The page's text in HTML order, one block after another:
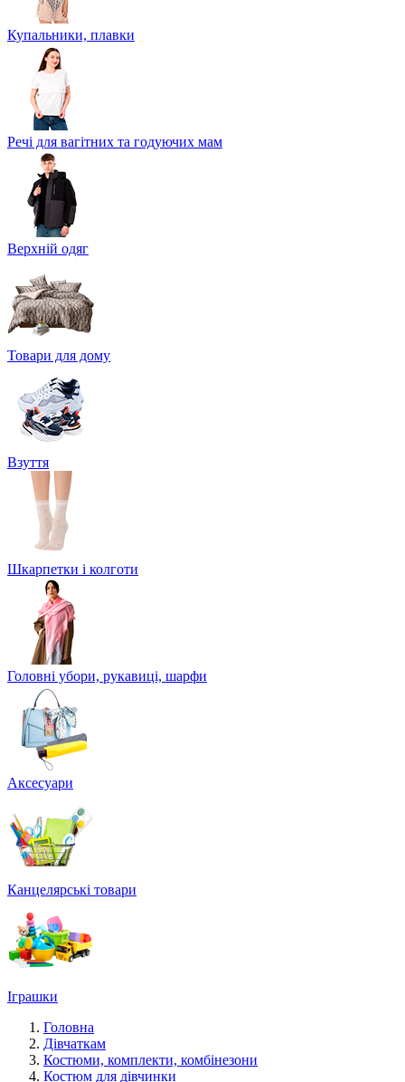
Купальники, плавки
Речі для вагітних та годуючих мам
Верхній одяг
Товари для дому
Взуття
Шкарпетки і колготи
Головні убори, рукавиці, шарфи
Аксесуари
Канцелярські товари
Іграшки
Головна
Дівчаткам
Костюми, комплекти, комбінезони
Костюм для дівчинки